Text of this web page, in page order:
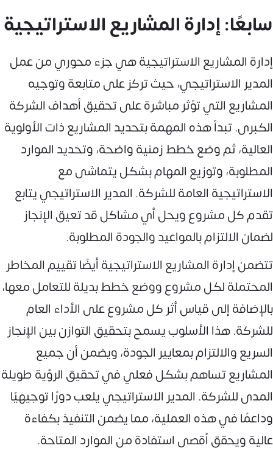
سابعًا: إدارة المشاريع الاستراتيجية
إدارة المشاريع الاستراتيجية هي جزء محوري من عمل
المدير الاستراتيجي، حيث تركز على متابعة وتوجيه
المشاريع التي تؤثر مباشرة على تحقيق أهداف الشركة
الكبرى. تبدأ هذه المهمة بتحديد المشاريع ذات الأولوية
العالية، ثم وضع خطط زمنية واضحة، وتحديد الموارد
المطلوبة، وتوزيع المهام بشكل يتماشى مع
الاستراتيجية العامة للشركة. المدير الاستراتيجي يتابع
تقدم كل مشروع ويحل أي مشاكل قد تعيق الإنجاز
لضمان الالتزام بالمواعيد والجودة المطلوبة.
تتضمن إدارة المشاريع الاستراتيجية أيضًا تقييم المخاطر
المحتملة لكل مشروع ووضع خطط بديلة للتعامل معها،
بالإضافة إلى قياس أثر كل مشروع على الأداء العام
للشركة. هذا الأسلوب يسمح بتحقيق التوازن بين الإنجاز
السريع والالتزام بمعايير الجودة، ويضمن أن جميع
المشاريع تساهم بشكل فعلي في تحقيق الرؤية طويلة
المدى للشركة. المدير الاستراتيجي يلعب دورًا توجيهيًا
وداعمًا في هذه العملية، مما يضمن التنفيذ بكفاءة
عالية ويحقق أقصى استفادة من الموارد المتاحة.